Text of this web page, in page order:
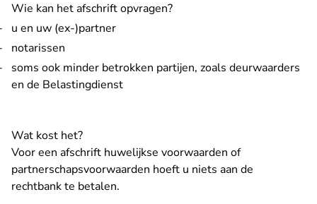
Wie kan het afschrift opvragen?
u en uw (ex-)partner
notarissen
soms ook minder betrokken partijen, zoals deurwaarders
en de Belastingdienst
Wat kost het?
Voor een afschrift huwelijkse voorwaarden of
partnerschapsvoorwaarden hoeft u niets aan de
rechtbank te betalen.